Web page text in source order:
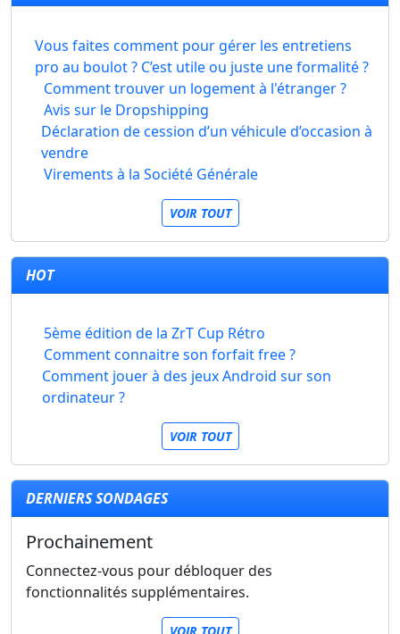
Vous faites comment pour gérer les entretiens
pro au boulot ? C’est utile ou juste une formalité ?
Comment trouver un logement à l'étranger ?
Avis sur le Dropshipping
Déclaration de cession d’un véhicule d’occasion à
vendre
Virements à la Société Générale
VOIR TOUT
HOT
5ème édition de la ZrT Cup Rétro
Comment connaitre son forfait free ?
Comment jouer à des jeux Android sur son
ordinateur ?
VOIR TOUT
DERNIERS SONDAGES
Prochainement
Connectez-vous pour débloquer des
fonctionnalités supplémentaires.